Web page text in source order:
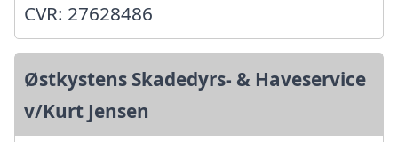
CVR: 27628486
Østkystens Skadedyrs- & Haveservice
v/Kurt Jensen